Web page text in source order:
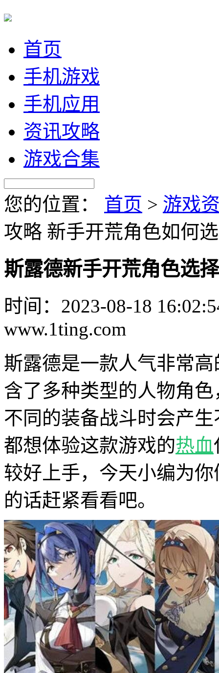
首页
手机游戏
手机应用
资讯攻略
游戏合集
您的位置： 首页 > 游戏
攻略 新手开荒角色如何
斯露德新手开荒角色选
时间：2023-08-18
www.1ting.com
斯露德是一款人气非常高
含了多种类型的人物角
不同的装备战斗时会产
都想体验这款游戏的热血
较好上手，今天小编为
的话赶紧看看吧。